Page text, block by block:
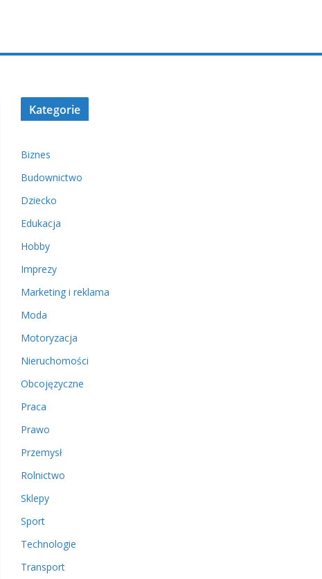
Kategorie
Biznes
Budownictwo
Dziecko
Edukacja
Hobby
Imprezy
Marketing i reklama
Moda
Motoryzacja
Nieruchomości
Obcojęzyczne
Praca
Prawo
Przemysł
Rolnictwo
Sklepy
Sport
Technologie
Transport